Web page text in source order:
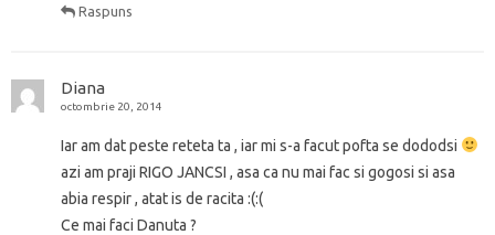
Raspuns
Diana
octombrie 20, 2014
Iar am dat peste reteta ta , iar mi s-a facut pofta se dododsi
azi am praji RIGO JANCSI , asa ca nu mai fac si gogosi si asa
abia respir , atat is de racita :(:(
Ce mai faci Danuta ?